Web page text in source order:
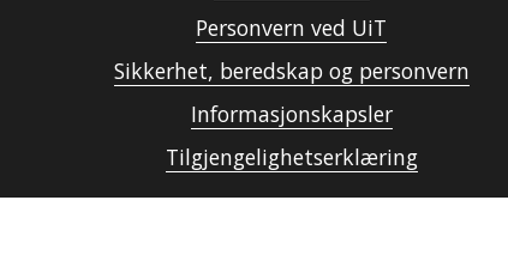
Personvern ved UiT
Sikkerhet, beredskap og personvern
Informasjonskapsler
Tilgjengelighetserklæring